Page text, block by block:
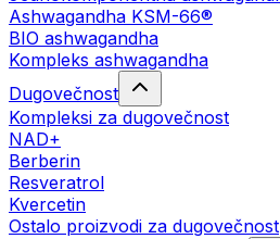
Ashwagandha KSM-66®
BIO ashwagandha
Kompleks ashwagandha
Dugovečnost
Kompleksi za dugovečnost
NAD+
Berberin
Resveratrol
Kvercetin
Ostalo proizvodi za dugovečnost